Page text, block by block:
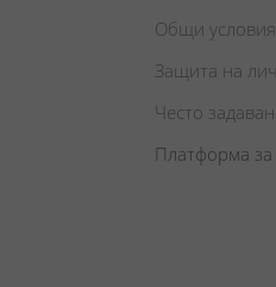
Общи условия
Защита на
Често
Платформа